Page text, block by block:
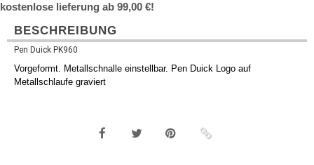
kostenlose lieferung ab 99,00 €!
BESCHREIBUNG
Pen Duick PK960
Vorgeformt. Metallschnalle einstellbar. Pen Duick Logo auf
Metallschlaufe graviert